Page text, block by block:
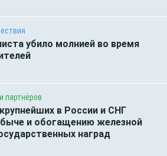
убило молнией во время
партнёров
в России и СНГ
и обогащению железной
наград